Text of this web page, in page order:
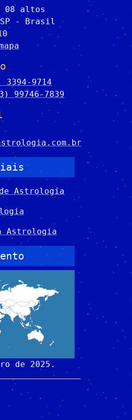
08 altos
SP - Brasil
9714
99746-7839
Astrologia
Astrologia
de 2025.